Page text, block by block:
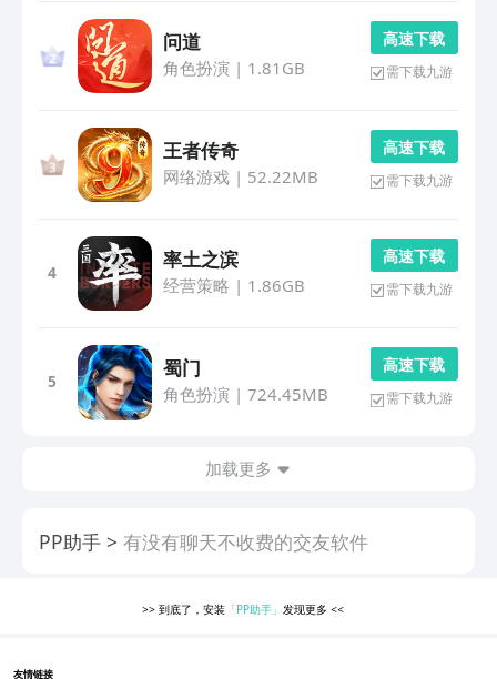
问道
角色扮演 | 1.81GB
高 速 下 载
需下载九游
王者传奇
网络游戏| 52.22MB
高 速 下 载
需下载九游
4
率土之滨
经营策略 | 1.86GB
高 速 下 载
需下载九游
5
蜀门
角色扮演 | 724.45MB
高 速 下 载
需下载九游
加载更多
PP助手 有没有聊天不收费的交友软件
>> 到底了，安装 「PP助手」 发现更多<<
友情链接